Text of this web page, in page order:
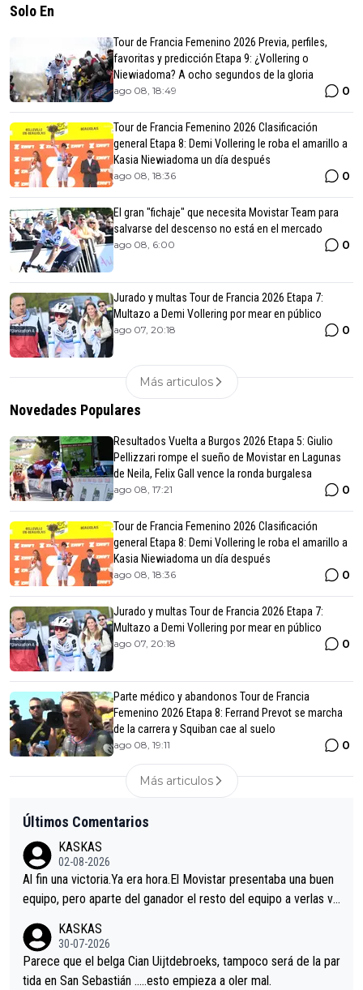
Solo En
Tour de Francia Femenino 2026 Previa, perfiles,
favoritas y predicción Etapa 9: ¿Vollering o
Niewiadoma? A ocho segundos de la gloria
ago 08, 18:49 0
Tour de Francia Femenino 2026 Clasificación
general Etapa 8: Demi Vollering le roba el amarillo a
Kasia Niewiadoma un día después
ago 08, 18:36 0
El gran "fichaje" que necesita Movistar Team para
salvarse del descenso no está en el mercado
ago 08, 6:00 0
Jurado y multas Tour de Francia 2026 Etapa 7:
Multazo a Demi Vollering por mear en público
ago 07, 20:18 0
Más articulos
Novedades Populares
Resultados Vuelta a Burgos 2026 Etapa 5: Giulio
Pellizzari rompe el sueño de Movistar en Lagunas
de Neila, Felix Gall vence la ronda burgalesa
ago 08, 17:21 0
Tour de Francia Femenino 2026 Clasificación
general Etapa 8: Demi Vollering le roba el amarillo a
Kasia Niewiadoma un día después
ago 08, 18:36 0
Jurado y multas Tour de Francia 2026 Etapa 7:
Multazo a Demi Vollering por mear en público
ago 07, 20:18 0
Parte médico y abandonos Tour de Francia
Femenino 2026 Etapa 8: Ferrand Prevot se marcha
de la carrera y Squiban cae al suelo
ago 08, 19:11 0
Más articulos
Últimos Comentarios
KASKAS
02-08-2026
Al fin una victoria.Ya era hora.El Movistar presentaba una buen
equipo, pero aparte del ganador el resto del equipo a verlas ve
s.La única buena noticia es la mejoría de Enric Más en San Seb
astian.Si en la Vuelta a Burgos sigue la mejoría, podríamos ten
er alguna sorpresa en la Vuelta.Ojalá.
KASKAS
30-07-2026
Parece que el belga Cian Uijtdebroeks, tampoco será de la par
tida en San Sebastián …..esto empieza a oler mal.